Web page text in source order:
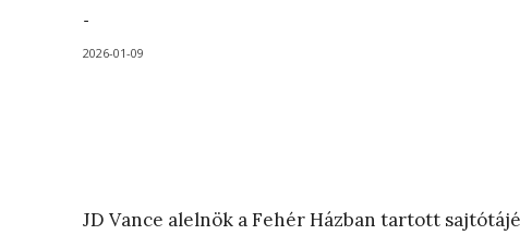
-
2026-01-09
JD Vance alelnök a Fehér Házban tartott